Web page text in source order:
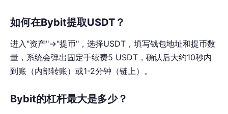
如何在Bybit提取USDT？
进入"资产"→"提币"，选择USDT，填写钱包地址和提币数
量，系统会弹出固定手续费5 USDT，确认后大约10秒内
到账（内部转账）或1-2分钟（链上）。
Bybit的杠杆最大是多少？